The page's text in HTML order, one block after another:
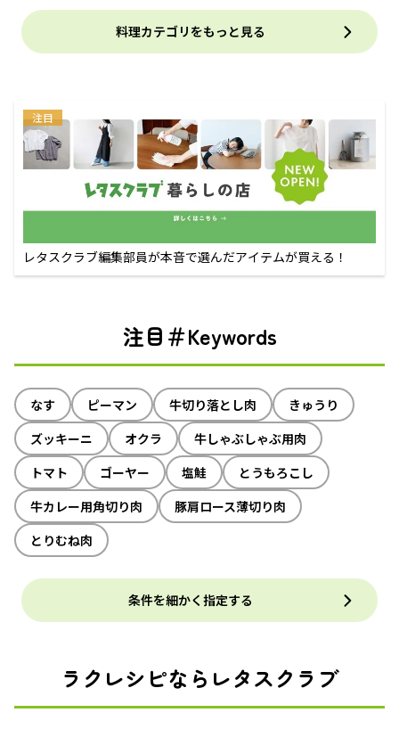
料理カテゴリをもっと見る
注目
レタスクラブ編集部員が本音で選んだアイテムが買える！
注目＃Keywords
なす ピーマン 牛切り落とし肉
きゅうり
ズッキーニ
オクラ
牛しゃぶしゃぶ用肉
トマト
ゴーヤー 塩鮭
とうもろこし
牛カレー用角切り肉
豚肩ロース薄切り肉
とりむね肉
条件を細かく指定する
ラクレシピならレタスクラブ